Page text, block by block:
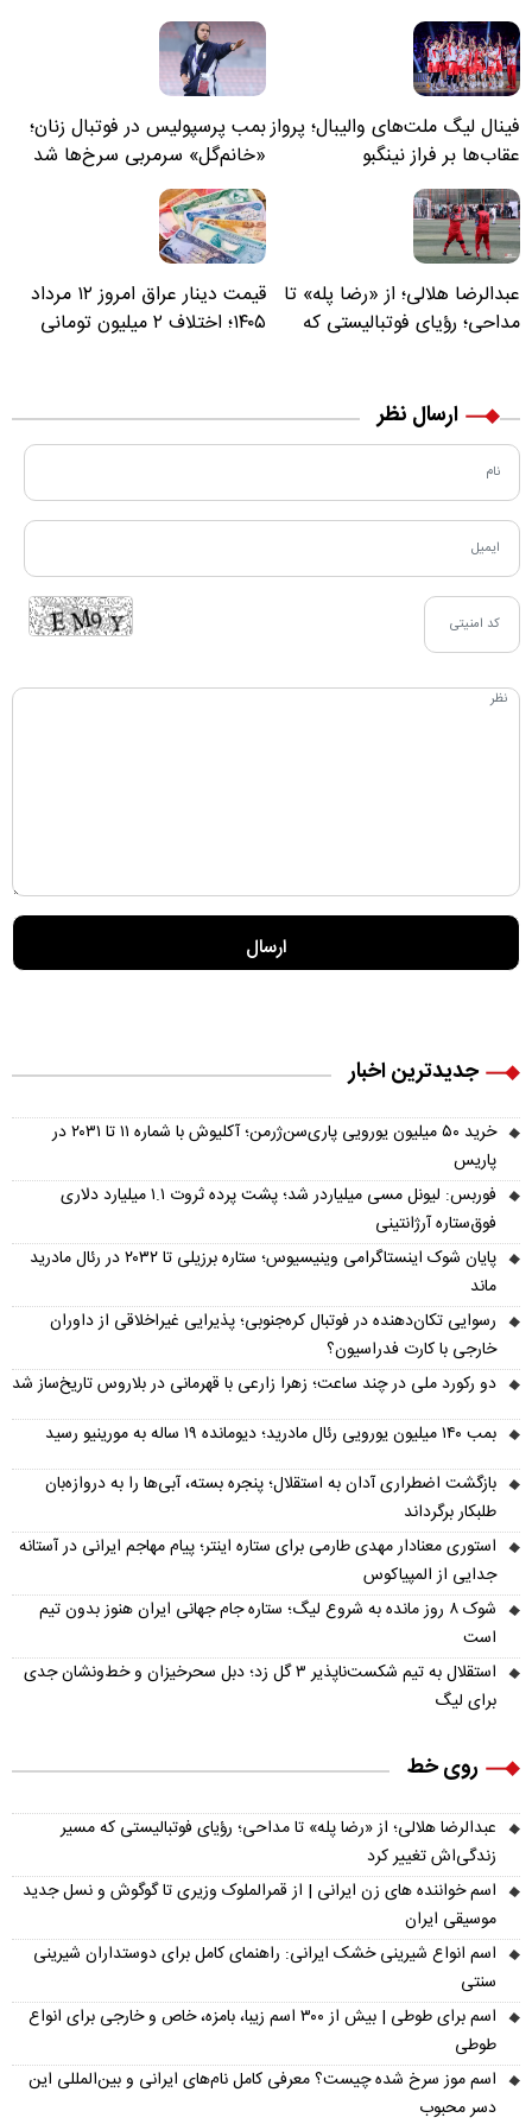
فینال لیگ ملت‌های والیبال؛ پرواز
عقاب‌ها بر فراز نینگبو
بمب پرسپولیس در فوتبال زنان؛
«خانم‌گل» سرمربی سرخ‌ها شد
عبدالرضا هلالی؛ از «رضا پله» تا
مداحی؛ رؤیای فوتبالیستی که
قیمت دینار عراق امروز ۱۲ مرداد
۱۴۰۵؛ اختلاف ۲ میلیون تومانی
ارسال نظر
جدیدترین اخبار
خرید ۵۰ میلیون یورویی پاری‌سن‌ژرمن؛ آکلیوش با شماره ۱۱ تا ۲۰۳۱ در
پاریس
فوربس: لیونل مسی میلیاردر شد؛ پشت پرده ثروت ۱.۱ میلیارد دلاری
فوق‌ستاره آرژانتینی
پایان شوک اینستاگرامی وینیسیوس؛ ستاره برزیلی تا ۲۰۳۲ در رئال مادرید
ماند
رسوایی تکان‌دهنده در فوتبال کره‌جنوبی؛ پذیرایی غیراخلاقی از داوران
خارجی با کارت فدراسیون؟
دو رکورد ملی در چند ساعت؛ زهرا زارعی با قهرمانی در بلاروس تاریخ‌ساز شد
بمب ۱۴۰ میلیون یورویی رئال مادرید؛ دیومانده ۱۹ ساله به مورینیو رسید
بازگشت اضطراری آدان به استقلال؛ پنجره بسته، آبی‌ها را به دروازه‌بان
طلبکار برگرداند
استوری معنادار مهدی طارمی برای ستاره اینتر؛ پیام مهاجم ایرانی در آستانه
جدایی از المپیاکوس
شوک ۸ روز مانده به شروع لیگ؛ ستاره جام جهانی ایران هنوز بدون تیم
است
استقلال به تیم شکست‌ناپذیر ۳ گل زد؛ دبل سحرخیزان و خط‌ونشان جدی
برای لیگ
روی خط
عبدالرضا هلالی؛ از «رضا پله» تا مداحی؛ رؤیای فوتبالیستی که مسیر
زندگی‌اش تغییر کرد
اسم خواننده های زن ایرانی | از قمرالملوک وزیری تا گوگوش و نسل جدید
موسیقی ایران
اسم انواع شیرینی خشک ایرانی: راهنمای کامل برای دوستداران شیرینی
سنتی
اسم برای طوطی | بیش از ۳۰۰ اسم زیبا، بامزه، خاص و خارجی برای انواع
طوطی
اسم موز سرخ شده چیست؟ معرفی کامل نام‌های ایرانی و بین‌المللی این
دسر محبوب